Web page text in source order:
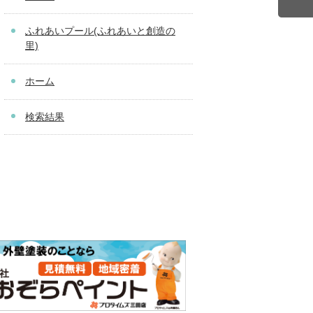
ふれあいプール(ふれあいと創造の
里)
ホーム
検索結果